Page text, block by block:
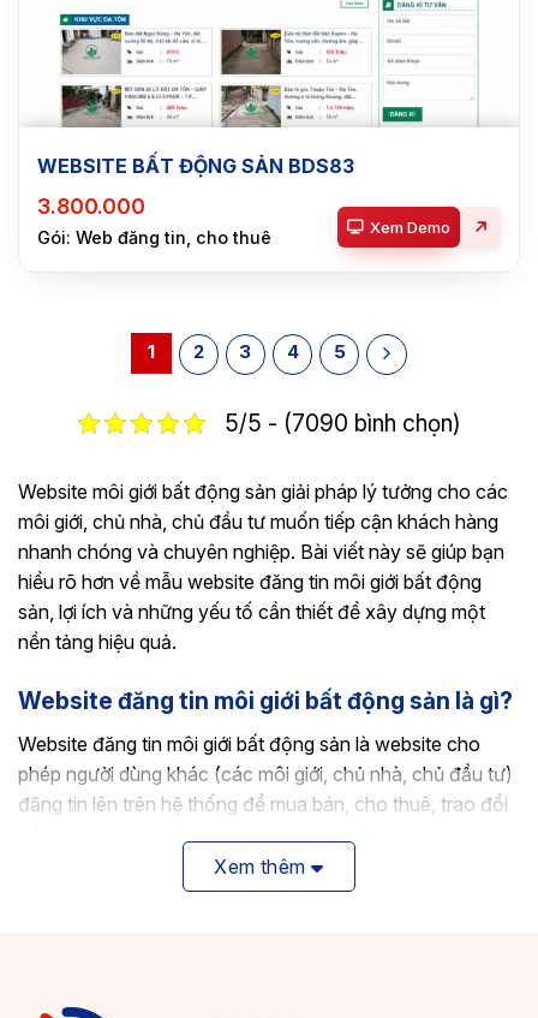
WEBSITE BẤT ĐỘNG SẢN BDS83
3.800.000
Gói: Web đăng tin, cho thuê Xem Demo
1 2 3 4 5
5/5 - (7090 bình chọn)
Website môi giới bất động sản giải pháp lý tưởng cho các
môi giới, chủ nhà, chủ đầu tư muốn tiếp cận khách hàng
nhanh chóng và chuyên nghiệp. Bài viết này sẽ giúp bạn
hiểu rõ hơn về mẫu website đăng tin môi giới bất động
sản, lợi ích và những yếu tố cần thiết để xây dựng một
nền tảng hiệu quả.
Website đăng tin môi giới bất động sản là gì?
Website đăng tin môi giới bất động sản là website cho
phép người dùng khác (các môi giới, chủ nhà, chủ đầu tư)
đăng tin lên trên hệ thống để mua bán, cho thuê, trao đổi
Khách hàng truy cập có thể tìm kiếm, lọc tin theo nhu cầu,
Loại website này giống một nền tảng kết nối giữa người
Xem thêm